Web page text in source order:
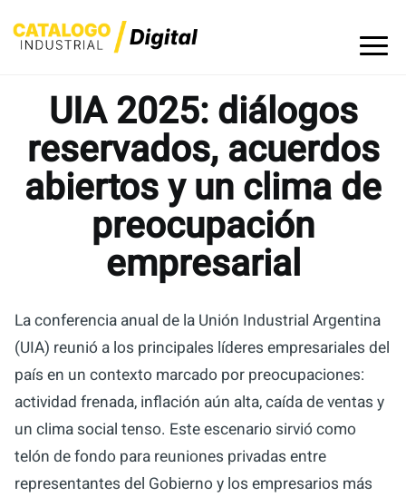
to
UIA 2025: diálogos
reservados, acuerdos
abiertos y un clima de
preocupación
empresarial
La conferencia anual de la Unión Industrial Argentina
(UIA) reunió a los principales líderes empresariales del
país en un contexto marcado por preocupaciones:
actividad frenada, inflación aún alta, caída de ventas y
un clima social tenso. Este escenario sirvió como
telón de fondo para reuniones privadas entre
representantes del Gobierno y los empresarios más